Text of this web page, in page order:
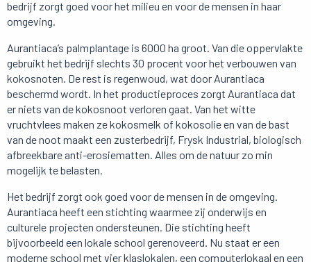
bedrijf zorgt goed voor het milieu en voor de mensen in haar
omgeving.
Aurantiaca’s palmplantage is 6000 ha groot. Van die oppervlakte
gebruikt het bedrijf slechts 30 procent voor het verbouwen van
kokosnoten. De rest is regenwoud, wat door Aurantiaca
beschermd wordt. In het productieproces zorgt Aurantiaca dat
er niets van de kokosnoot verloren gaat. Van het witte
vruchtvlees maken ze kokosmelk of kokosolie en van de bast
van de noot maakt een zusterbedrijf, Frysk Industrial, biologisch
afbreekbare anti-erosiematten. Alles om de natuur zo min
mogelijk te belasten.
Het bedrijf zorgt ook goed voor de mensen in de omgeving.
Aurantiaca heeft een stichting waarmee zij onderwijs en
culturele projecten ondersteunen. Die stichting heeft
bijvoorbeeld een lokale school gerenoveerd. Nu staat er een
moderne school met vier klaslokalen, een computerlokaal en een